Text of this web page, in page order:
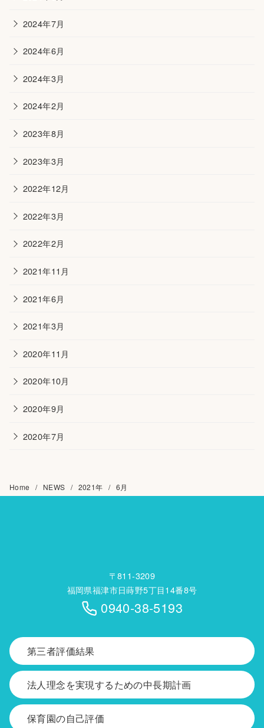
2024年7月
2024年6月
2024年3月
2024年2月
2023年8月
2023年3月
2022年12月
2022年3月
2022年2月
2021年11月
2021年6月
2021年3月
2020年11月
2020年10月
2020年9月
2020年7月
Home NEWS 2021年 6月
〒811-3209
福岡県福津市日蒔野5丁目14番8号
0940-38-5193
第三者評価結果
法人理念を実現するための中長期計画
保育園の自己評価